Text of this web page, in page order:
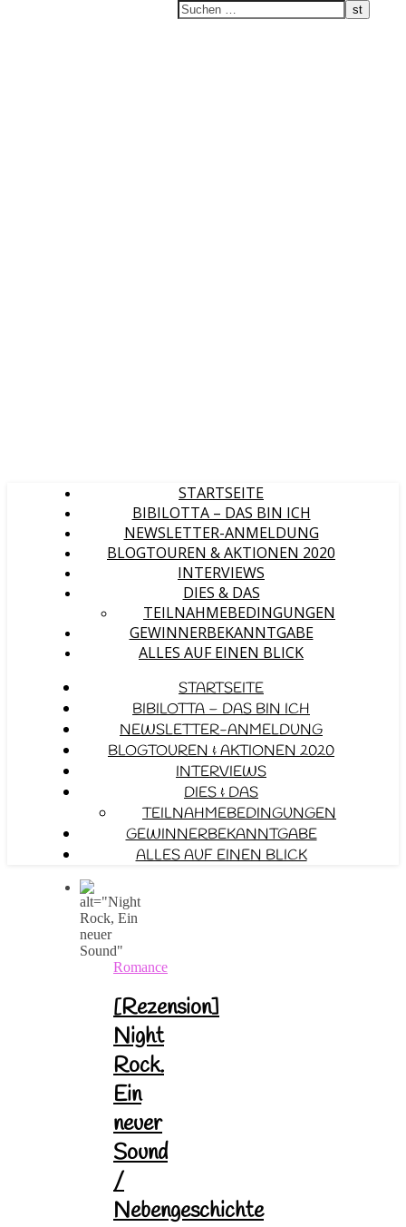
STARTSEITE
BIBILOTTA – DAS BIN ICH
NEWSLETTER-ANMELDUNG
BLOGTOUREN & AKTIONEN 2020
INTERVIEWS
DIES & DAS
TEILNAHMEBEDINGUNGEN
GEWINNERBEKANNTGABE
ALLES AUF EINEN BLICK
STARTSEITE
BIBILOTTA – DAS BIN ICH
NEWSLETTER-ANMELDUNG
BLOGTOUREN & AKTIONEN 2020
INTERVIEWS
DIES & DAS
TEILNAHMEBEDINGUNGEN
GEWINNERBEKANNTGABE
ALLES AUF EINEN BLICK
Romance
[Rezension]
Night
Rock.
Ein
neuer
Sound
/
Nebengeschichte